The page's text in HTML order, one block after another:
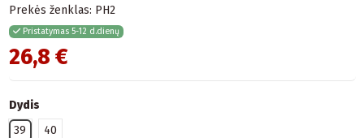
Prekės ženklas: PH2
Pristatymas 5-12 d.dienų
26,8 €
Dydis
39
40